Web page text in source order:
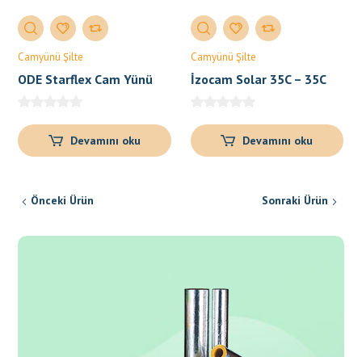
Camyünü Şilte
ODE Starflex Cam Yünü
Devamını oku
Camyünü Şilte
İzocam Solar 35C – 35C
Devamını oku
Önceki Ürün Sonraki Ürün